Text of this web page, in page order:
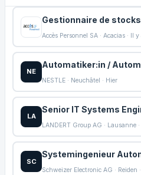
Gestionnaire de stocks
Accès Personnel SA · Acacias · Il
NE
Automatiker:in /
NESTLE · Neuchâtel · Hier
LA
Senior IT Systems
LANDERT Group AG · Lausanne
SC
Systemingenieur
Schweizer Electronic AG · Reiden